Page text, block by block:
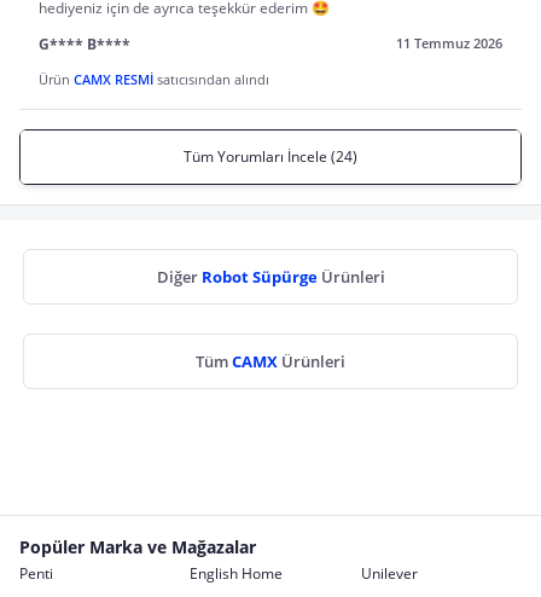
hediyeniz için de ayrıca teşekkür ederim 🤩
G**** B****
11 Temmuz 2026
Ürün CAMX RESMİ satıcısından alındı
Tüm Yorumları İncele (24)
Diğer Robot Süpürge Ürünleri
TümCAMX Ürünleri
Popüler Marka ve Mağazalar
Penti English Home
Unilever